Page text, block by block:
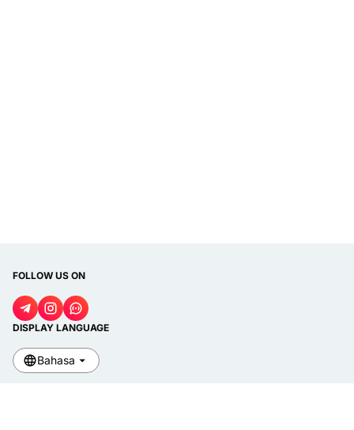
FOLLOW US ON
DISPLAY LANGUAGE
Bahasa